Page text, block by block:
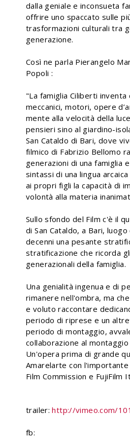
dalla geniale e inconsueta
offrire uno spaccato sulle
trasformazioni culturali tra
generazione.
Così ne parla Pierangelo
Popoli :
"La famiglia Ciliberti inventa
meccanici, motori, opere
mente alla velocità della
pensieri sino al giardino-
San Cataldo di Bari, dove
filmico di Fabrizio Bellomo
generazioni di una famiglia
sintassi di una lingua
ai propri figli la capacità di
volontà alla materia
Sullo sfondo del Film c'è il
di San Cataldo, a Bari,
decenni una pesante
stratificazione che ricorda
generazionali della famiglia.
Una genialità ingenua e di
rimanere nell'ombra, ma
e voluto raccontare
periodo di riprese e un
periodo di montaggio,
collaborazione al
Un'opera prima di grande
Amarelarte con
Film Commission e FujiFilm
trailer:http://vimeo.com/
fb: